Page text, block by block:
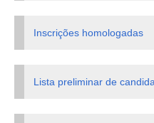
Inscrições homologadas
Lista preliminar de